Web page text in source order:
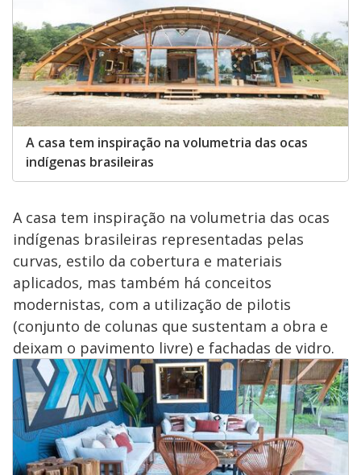
A casa tem inspiração na volumetria das ocas
indígenas brasileiras
A casa tem inspiração na volumetria das ocas
indígenas brasileiras representadas pelas
curvas, estilo da cobertura e materiais
aplicados, mas também há conceitos
modernistas, com a utilização de pilotis
(conjunto de colunas que sustentam a obra e
deixam o pavimento livre) e fachadas de vidro.